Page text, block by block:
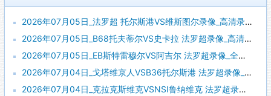
2026年07月05日_法罗超 托尔斯港VS维斯图尔录像_高清录像【全场回放】
2026年07月05日_B68托夫蒂尔VS史卡拉 法罗超录像_高清录像【全场回放】
2026年07月05日_EB斯特雷穆尔VS阿吉尔 法罗超录像_全场录像【全场回放】
2026年07月04日_戈塔维京人VSB36托尔斯港 法罗超录像_高清录像【全场回放】
2026年07月04日_克拉克斯维克VSNSI鲁纳维克 法罗超录像_全场录像【视频集锦】